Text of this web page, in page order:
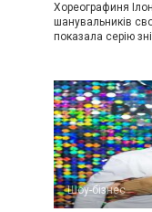
Хореографиня
шанувальників
показала серію
Шоу-бізнес